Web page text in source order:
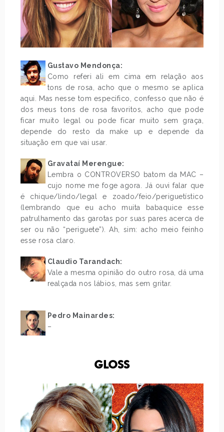
Gustavo Mendonça:
Como referi ali em cima em relação aos
tons de rosa, acho que o mesmo se aplica
aqui. Mas nesse tom especifico, confesso que não é
dos meus tons de rosa favoritos, acho que pode
ficar muito legal ou pode ficar muito sem graça,
depende do resto da make up e depende da
situação em que vai usar.
Gravataí Merengue:
Lembra o CONTROVERSO batom da MAC –
cujo nome me foge agora. Já ouvi falar que
é chique/lindo/legal e zoado/feio/periguetístico
(lembrando que eu acho muita babaquice esse
patrulhamento das garotas por suas pares acerca de
ser ou não “periguete”). Ah, sim: acho meio feinho
esse rosa claro.
Claudio Tarandach:
Vale a mesma opinião do outro rosa, dá uma
realçada nos lábios, mas sem gritar.
Pedro Mainardes:
–
GLOSS